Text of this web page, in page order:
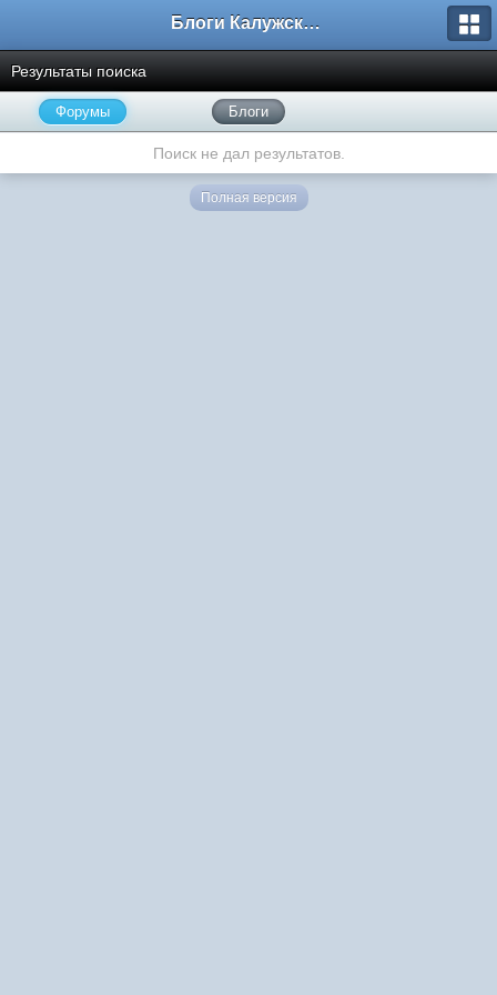
Блоги Калужского перекрестка
Результаты поиска
Форумы Блоги
Поиск не дал результатов.
Полная версия